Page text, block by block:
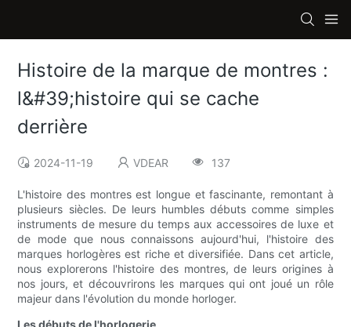
Histoire de la marque de montres :
l&#39;histoire qui se cache
derrière
2024-11-19 VDEAR 137
L'histoire des montres est longue et fascinante, remontant à
plusieurs siècles. De leurs humbles débuts comme simples
instruments de mesure du temps aux accessoires de luxe et
de mode que nous connaissons aujourd'hui, l'histoire des
marques horlogères est riche et diversifiée. Dans cet article,
nous explorerons l'histoire des montres, de leurs origines à
nos jours, et découvrirons les marques qui ont joué un rôle
majeur dans l'évolution du monde horloger.